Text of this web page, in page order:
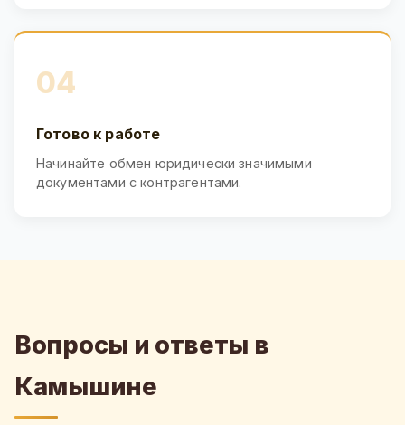
04
Готово к работе
Начинайте обмен юридически значимыми
документами с контрагентами.
Вопросы и ответы в
Камышине